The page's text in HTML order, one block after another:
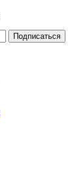
Подписаться